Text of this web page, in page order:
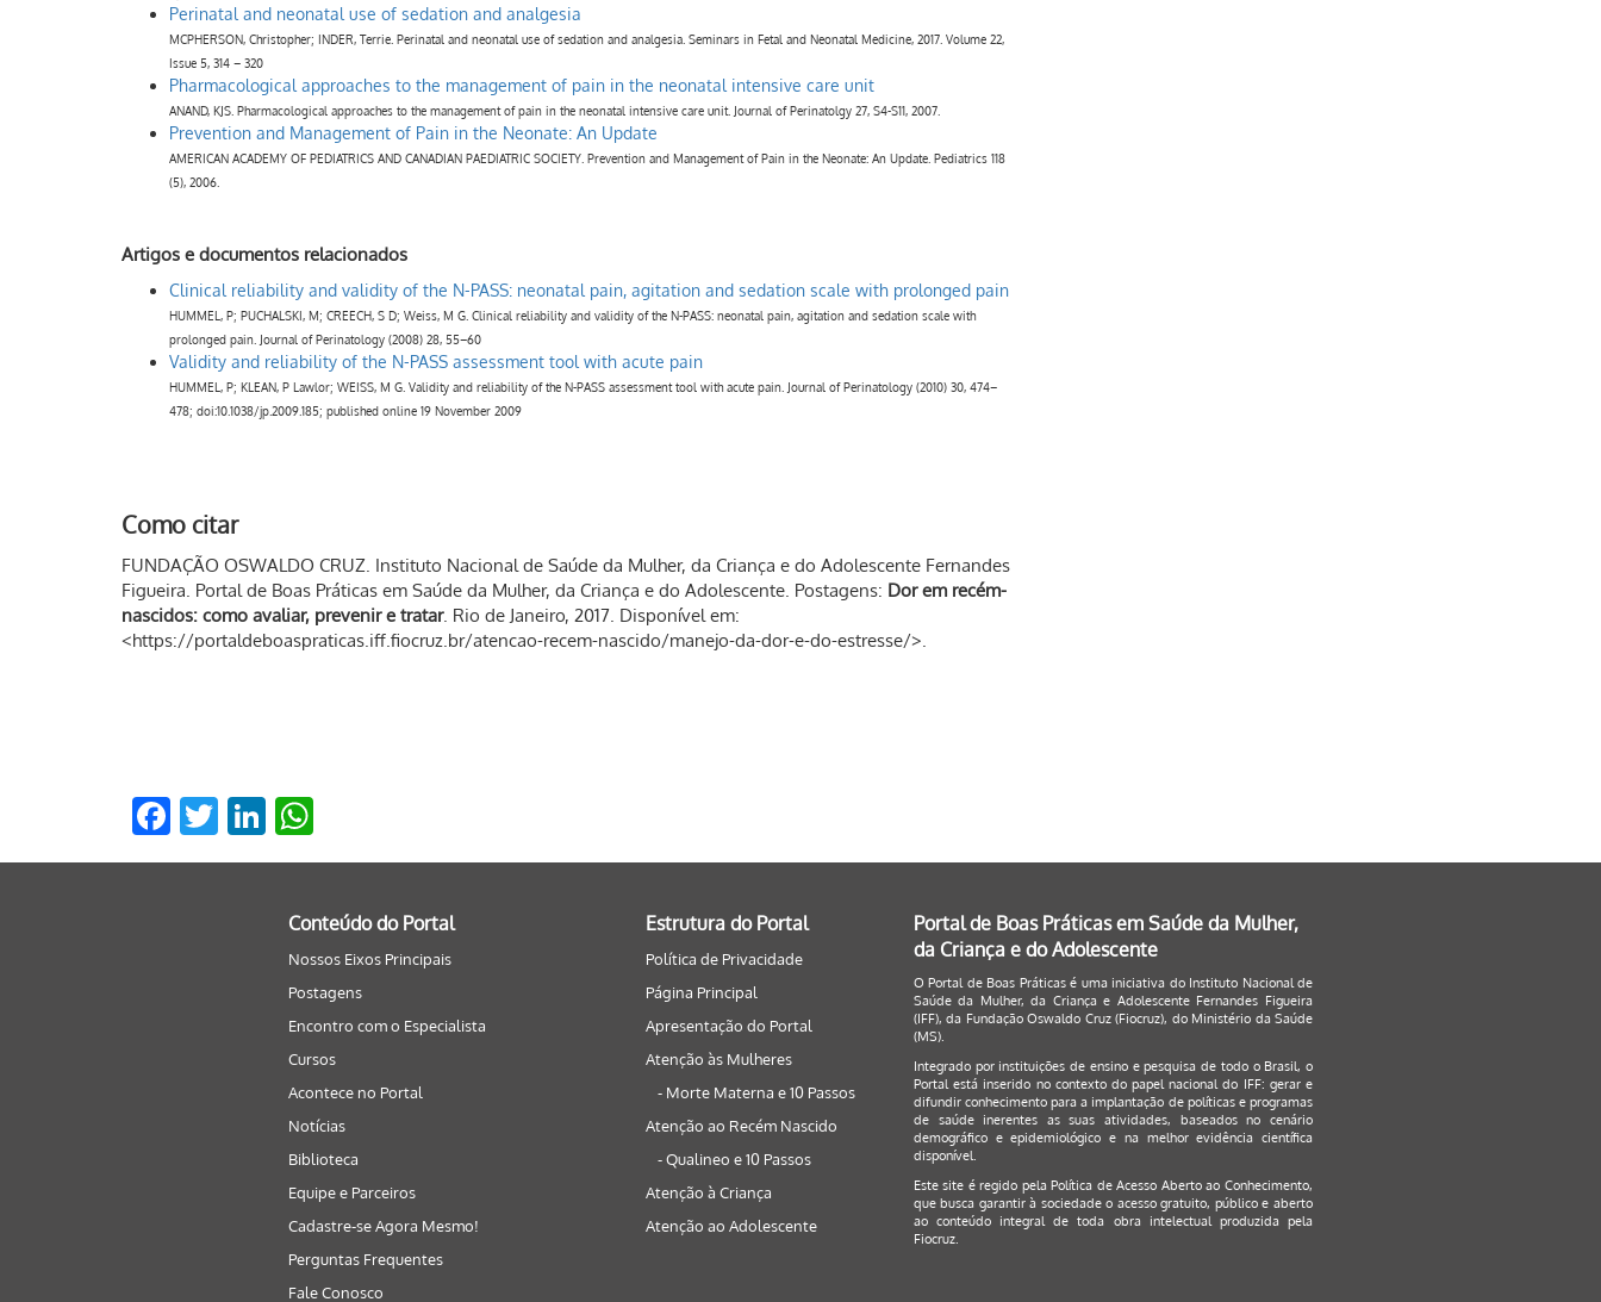
Perinatal and neonatal use of sedation and analgesia
MCPHERSON, Christopher; INDER, Terrie. Perinatal and neonatal use of sedation and analgesia. Seminars in Fetal and Neonatal Medicine, 2017. Volume 22,
Issue 5, 314 – 320
Pharmacological approaches to the management of pain in the neonatal intensive care unit
ANAND, KJS. Pharmacological approaches to the management of pain in the neonatal intensive care unit. Journal of Perinatolgy 27, S4-S11, 2007.
Prevention and Management of Pain in the Neonate: An Update
AMERICAN ACADEMY OF PEDIATRICS AND CANADIAN PAEDIATRIC SOCIETY. Prevention and Management of Pain in the Neonate: An Update. Pediatrics 118
(5), 2006.
Artigos e documentos relacionados
Clinical reliability and validity of the N-PASS: neonatal pain, agitation and sedation scale with prolonged pain
HUMMEL, P; PUCHALSKI, M; CREECH, S D; Weiss, M G. Clinical reliability and validity of the N-PASS: neonatal pain, agitation and sedation scale with
prolonged pain. Journal of Perinatology (2008) 28, 55–60
Validity and reliability of the N-PASS assessment tool with acute pain
HUMMEL, P; KLEAN, P Lawlor; WEISS, M G. Validity and reliability of the N-PASS assessment tool with acute pain. Journal of Perinatology (2010) 30, 474–
478; doi:10.1038/jp.2009.185; published online 19 November 2009
Como citar
FUNDAÇÃO OSWALDO CRUZ. Instituto Nacional de Saúde da Mulher, da Criança e do Adolescente Fernandes
Figueira. Portal de Boas Práticas em Saúde da Mulher, da Criança e do Adolescente. Postagens: Dor em recém-
nascidos: como avaliar, prevenir e tratar. Rio de Janeiro, 2017. Disponível em:
<https://portaldeboaspraticas.iff.fiocruz.br/atencao-recem-nascido/manejo-da-dor-e-do-estresse/>.
Facebook
TwitterLinkedIn
Conteúdo do Portal
Nossos Eixos Principais
Postagens
Encontro com o Especialista
Cursos
Acontece no Portal
Notícias
Biblioteca
Equipe e Parceiros
Cadastre-se Agora Mesmo!
Perguntas Frequentes
Fale Conosco
Estrutura do Portal
Política de Privacidade
Página Principal
Apresentação do Portal
Atenção às Mulheres
- Morte Materna e 10 Passos
Atenção ao Recém Nascido
- Qualineo e 10 Passos
Atenção à Criança
Atenção ao Adolescente
Portal de Boas Práticas em Saúde da Mulher,
da Criança e do Adolescente
O Portal de Boas Práticas é uma iniciativa do Instituto Nacional de
Saúde da Mulher, da Criança e Adolescente Fernandes Figueira
(IFF), da Fundação Oswaldo Cruz (Fiocruz), do Ministério da Saúde
(MS).
Integrado por instituições de ensino e pesquisa de todo o Brasil, o
Portal está inserido no contexto do papel nacional do IFF: gerar e
difundir conhecimento para a implantação de políticas e programas
de saúde inerentes as suas atividades, baseados no cenário
demográfico e epidemiológico e na melhor evidência científica
disponível.
Este site é regido pelaPolítica de Acesso Aberto ao Conhecimento,
que busca garantir à sociedade o acesso gratuito, público e aberto
ao conteúdo integral de toda obra intelectual produzida pela
Fiocruz.